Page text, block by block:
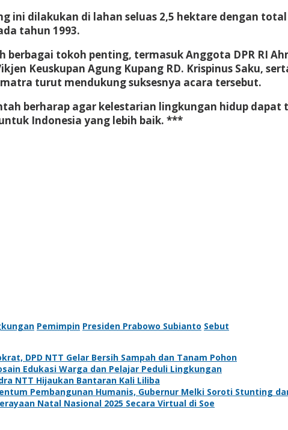
ini dilakukan di lahan seluas 2,5 hektare dengan
tahun 1993.
tokoh penting, termasuk Anggota DPR RI
Keuskupan Agung Kupang RD. Krispinus Saku,
turut mendukung suksesnya acara tersebut.
berharap agar kelestarian lingkungan hidup
Indonesia yang lebih baik. ***
Pemimpin Presiden Prabowo Subianto Sebut
DPD NTT Gelar Bersih Sampah dan Tanam Pohon
Edukasi Warga dan Pelajar Peduli Lingkungan
NTT Hijaukan Bantaran Kali Liliba
Pembangunan Humanis, Gubernur Melki Soroti Stunting
Natal Nasional 2025 Secara Virtual di Soe